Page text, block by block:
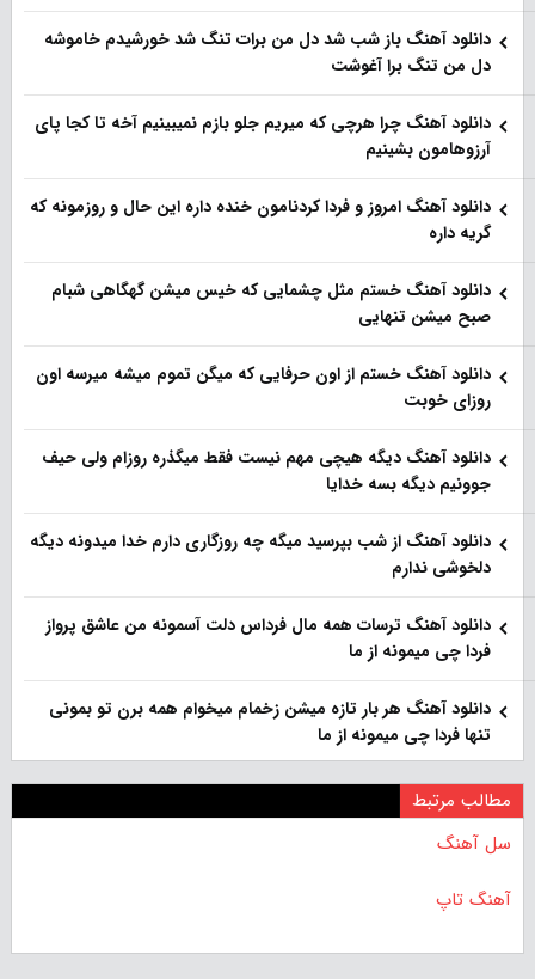
دانلود آهنگ باز شب شد دل من برات تنگ شد خورشیدم خاموشه
دل من تنگ برا آغوشت
دانلود آهنگ چرا هرچی که میریم جلو بازم نمیبینیم آخه تا کجا پای
آرزوهامون بشینیم
دانلود آهنگ امروز و فردا کردنامون خنده داره این حال و روزمونه که
گریه داره
دانلود آهنگ خستم مثل چشمایی که خیس میشن گهگاهی شبام
صبح میشن تنهایی
دانلود آهنگ خستم از اون حرفایی که میگن تموم میشه میرسه اون
روزای خوبت
دانلود آهنگ دیگه هیچی مهم نیست فقط میگذره روزام ولی حیف
جوونیم دیگه بسه خدایا
دانلود آهنگ از شب بپرسید میگه چه روزگاری دارم خدا میدونه دیگه
دلخوشی ندارم
دانلود آهنگ ترسات همه مال فرداس دلت آسمونه من عاشق پرواز
فردا چی میمونه از ما
دانلود آهنگ هر بار تازه میشن زخمام میخوام همه برن تو بمونی
تنها فردا چی میمونه از ما
مطالب مرتبط
سل آهنگ
آهنگ تاپ